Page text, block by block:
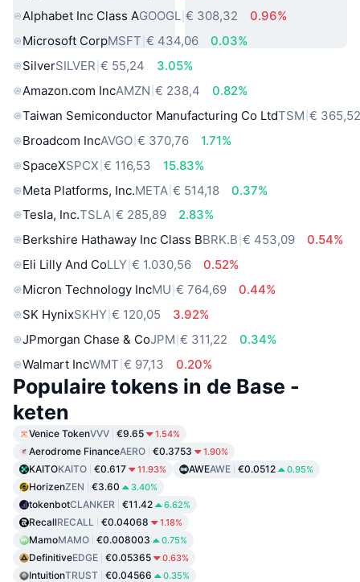
Alphabet Inc Class AGOOGL € 308,32
0.96%
Microsoft CorpMSFT € 434,06
0.03%
SilverSILVER € 55,24
3.05%
Amazon.com IncAMZN € 238,4
0.82%
Taiwan Semiconductor Manufacturing Co LtdTSM €
Broadcom IncAVGO € 370,76
1.71%
SpaceXSPCX € 116,53
15.83%
Meta Platforms, Inc.META € 514,18
0.37%
Tesla, Inc.TSLA € 285,89
2.83%
Berkshire Hathaway Inc Class BBRK.B € 453,09
0.54%
Eli Lilly And CoLLY € 1.030,56
0.52%
Micron Technology IncMU € 764,69
0.44%
SK HynixSKHY € 120,05
3.92%
JPmorgan Chase & CoJPM € 311,22
0.34%
Walmart IncWMT € 97,13 0.20%
Populaire tokens in de Base -
keten
Venice TokenVVV €9.65 1.54%
Aerodrome FinanceAERO €0.3753 1.90%
KAITOKAITO €0.617 11.93% AWEAWE €0.0512 0.95%
HorizenZEN €3.60 3.40%
tokenbotCLANKER €11.42 6.62%
RecallRECALL €0.04068 1.18%
MamoMAMO €0.008003 0.75%
DefinitiveEDGE €0.05365 0.63%
IntuitionTRUST €0.04566 0.35%